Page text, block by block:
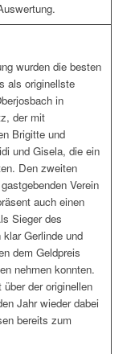
wurden die besten
als originellste
in
der mit
Brigitte und
und Gisela, die ein
Den zweiten
Verein
auch einen
Sieger des
Gerlinde und
dem Geldpreis
nehmen konnten.
der originellen
Jahr wieder dabei
bereits zum